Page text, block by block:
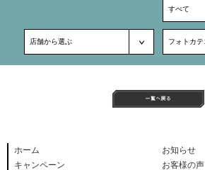
ホーム
お知らせ
キャンペーン
お客様の声